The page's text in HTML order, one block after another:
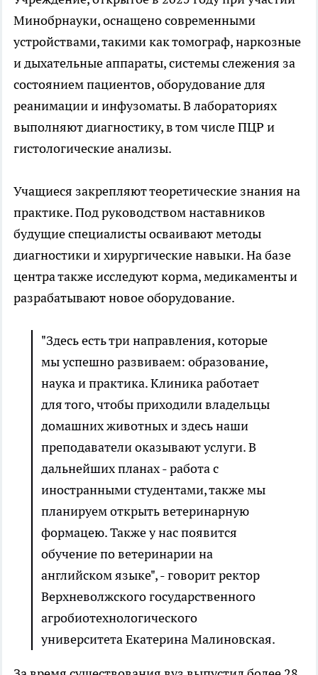
Минобрнауки, оснащено современными
устройствами, такими как томограф, наркозные
и дыхательные аппараты, системы слежения за
состоянием пациентов, оборудование для
реанимации и инфузоматы. В лабораториях
выполняют диагностику, в том числе ПЦР и
гистологические анализы.
Учащиеся закрепляют теоретические знания на
практике. Под руководством наставников
будущие специалисты осваивают методы
диагностики и хирургические навыки. На базе
центра также исследуют корма, медикаменты и
разрабатывают новое оборудование.
"Здесь есть три направления, которые
мы успешно развиваем: образование,
наука и практика. Клиника работает
для того, чтобы приходили владельцы
домашних животных и здесь наши
преподаватели оказывают услуги. В
дальнейших планах - работа с
иностранными студентами, также мы
планируем открыть ветеринарную
формацею. Также у нас появится
обучение по ветеринарии на
английском языке", - говорит ректор
Верхневолжского государственного
агробиотехнологического
университета Екатерина Малиновская.